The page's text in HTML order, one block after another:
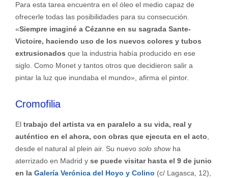
Para esta tarea encuentra en el óleo el medio capaz de
ofrecerle todas las posibilidades para su consecución.
«Siempre imaginé a Cézanne en su sagrada Sante-
Victoire, haciendo uso de los nuevos colores y tubos
extrusionados que la industria había producido en ese
siglo. Como Monet y tantos otros que decidieron salir a
pintar la luz que inundaba el mundo», afirma el pintor.
Cromofilia
El trabajo del artista va en paralelo a su vida, real y
auténtico en el ahora, con obras que ejecuta en el acto
desde el natural al plein air. Su nuevo solo showha
aterrizado en Madrid y se puede visitar hasta el 9 de junio
en la Galería Verónica del Hoyo y Colino (c/ Lagasca, 12),